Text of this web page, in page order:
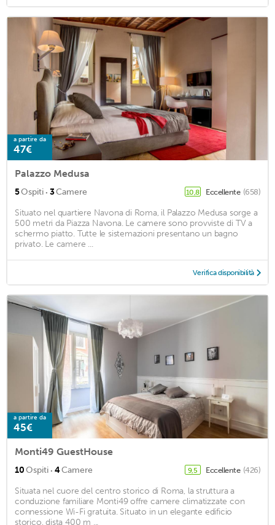
a partire da
47€
Palazzo Medusa
5Ospiti · 3Camere 10,8 Eccellente (658)
Situato nel quartiere Navona di Roma, il Palazzo Medusa sorge a
500 metri da Piazza Navona. Le camere sono provviste di TV a
schermo piatto. Tutte le sistemazioni presentano un bagno
privato. Le camere ...
Verifica disponibilità
a partire da
45€
Monti49 GuestHouse
10Ospiti · 4Camere 9,5 Eccellente (426)
Situata nel cuore del centro storico di Roma, la struttura a
conduzione familiare Monti49 offre camere climatizzate con
connessione Wi-Fi gratuita. Situato in un elegante edificio
storico, dista 400 m ...